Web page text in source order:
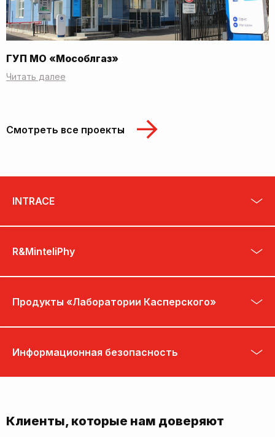
ГУП МО «Мособлгаз»
Читать далее
Смотреть все проекты
INTRACE
R&MinteliPhy
Продукты «Лаборатории Касперского»
Информационная безопасность
Клиенты, которые нам доверяют